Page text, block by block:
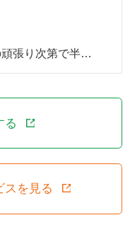
頑張り次第で半…
る
スを見る